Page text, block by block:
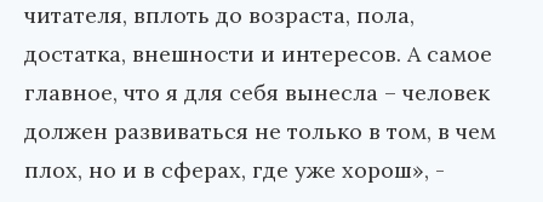
читателя, вплоть до возраста, пола,
достатка, внешности и интересов. А самое
главное, что я для себя вынесла – человек
должен развиваться не только в том, в чем
плох, но и в сферах, где уже хорош», -